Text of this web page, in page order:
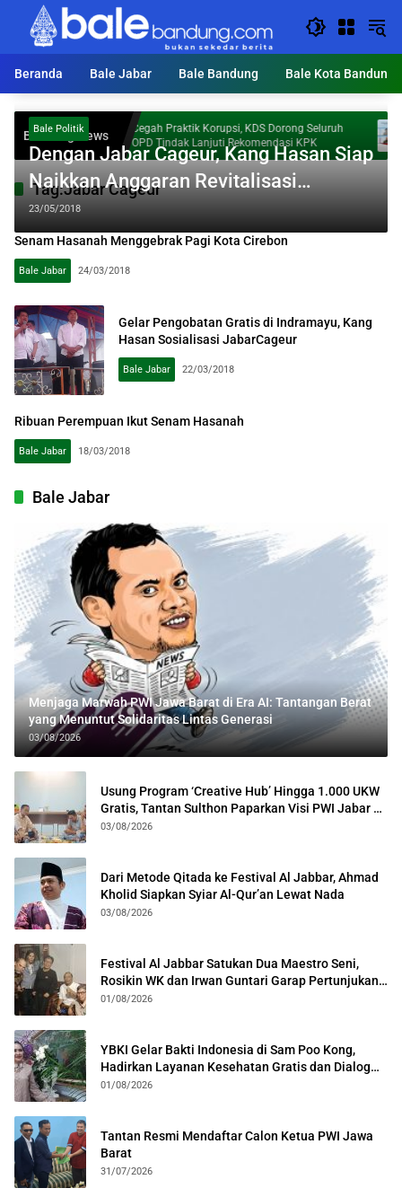
Langsung
konten
Beranda
Bale Jabar Bale Bandung Bale Kota Bandung
Breaking NewsCegah Praktik Korupsi, KDS Dorong Seluruh
OPD Tindak Lanjuti Rekomendasi KPK
Tag:Jabar Cageur
Bale Politik
Dengan Jabar Cageur, Kang Hasan Siap
Naikkan Anggaran Revitalisasi
Posyandu
23/05/2018
Senam Hasanah Menggebrak Pagi Kota Cirebon
Bale Jabar 24/03/2018
Gelar Pengobatan Gratis di Indramayu, Kang
Hasan Sosialisasi JabarCageur
Bale Jabar 22/03/2018
Ribuan Perempuan Ikut Senam Hasanah
Bale Jabar 18/03/2018
Bale Jabar
Menjaga Marwah PWI Jawa Barat di Era AI: Tantangan Berat
yang Menuntut Solidaritas Lintas Generasi
03/08/2026
Usung Program ‘Creative Hub’ Hingga 1.000 UKW
Gratis, Tantan Sulthon Paparkan Visi PWI Jabar di
Kota Bogor
03/08/2026
Dari Metode Qitada ke Festival Al Jabbar, Ahmad
Kholid Siapkan Syiar Al-Qur’an Lewat Nada
03/08/2026
Festival Al Jabbar Satukan Dua Maestro Seni,
Rosikin WK dan Irwan Guntari Garap Pertunjukan
Kolosal
01/08/2026
YBKI Gelar Bakti Indonesia di Sam Poo Kong,
Hadirkan Layanan Kesehatan Gratis dan Dialog
Kebangsaan
01/08/2026
Tantan Resmi Mendaftar Calon Ketua PWI Jawa
Barat
31/07/2026